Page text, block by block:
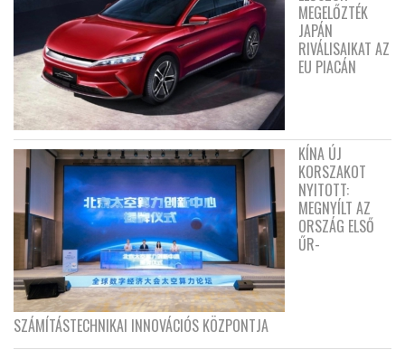
MEGELŐZTÉK
JAPÁN
RIVÁLISAIKAT AZ
EU PIACÁN
KÍNA ÚJ
KORSZAKOT
NYITOTT:
MEGNYÍLT AZ
ORSZÁG ELSŐ
ŰR-
SZÁMÍTÁSTECHNIKAI INNOVÁCIÓS KÖZPONTJA